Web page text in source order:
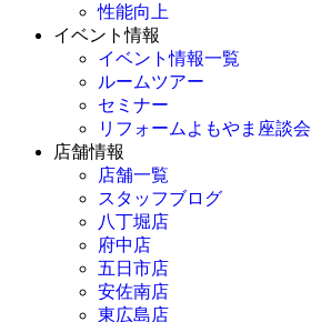
性能向上
イベント情報
イベント情報一覧
ルームツアー
セミナー
リフォームよもやま座談会
店舗情報
店舗一覧
スタッフブログ
八丁堀店
府中店
五日市店
安佐南店
東広島店